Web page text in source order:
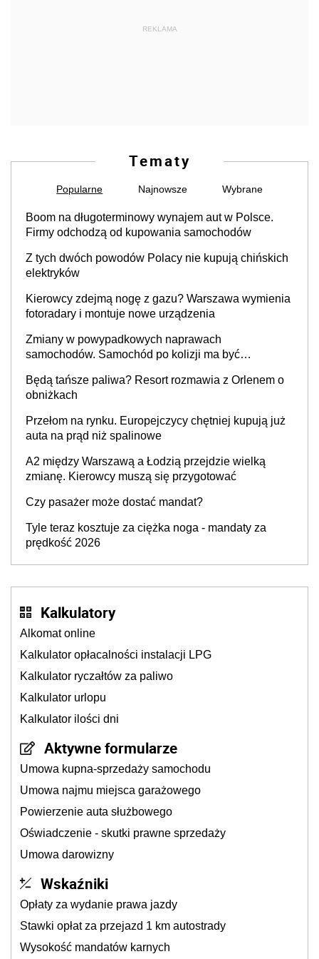
REKLAMA
Tematy
Popularne Najnowsze Wybrane
Boom na długoterminowy wynajem aut w Polsce.
Firmy odchodzą od kupowania samochodów
Z tych dwóch powodów Polacy nie kupują chińskich
elektryków
Kierowcy zdejmą nogę z gazu? Warszawa wymienia
fotoradary i montuje nowe urządzenia
Zmiany w powypadkowych naprawach
samochodów. Samochód po kolizji ma być
producenta
Będą tańsze paliwa? Resort rozmawia z Orlenem o
obniżkach
Przełom na rynku. Europejczycy chętniej kupują już
auta na prąd niż spalinowe
A2 między Warszawą a Łodzią przejdzie wielką
zmianę. Kierowcy muszą się przygotować
Czy pasażer może dostać mandat?
Tyle teraz kosztuje za ciężka noga - mandaty za
prędkość 2026
Kalkulatory
Alkomat online
Kalkulator opłacalności instalacji LPG
Kalkulator ryczałtów za paliwo
Kalkulator urlopu
Kalkulator ilości dni
Aktywne formularze
Umowa kupna-sprzedaży samochodu
Umowa najmu miejsca garażowego
Powierzenie auta służbowego
Oświadczenie - skutki prawne sprzedaży
Umowa darowizny
Wskaźniki
Opłaty za wydanie prawa jazdy
Stawki opłat za przejazd 1 km autostrady
Wysokość mandatów karnych